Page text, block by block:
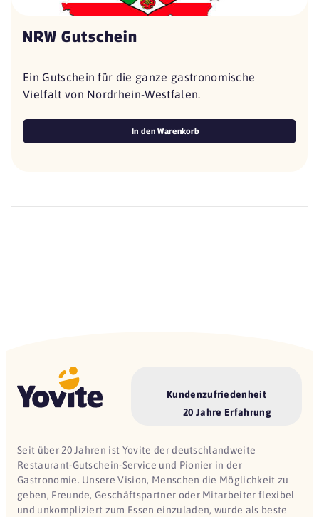
NRW Gutschein
Ein Gutschein für die ganze gastronomische
Vielfalt von Nordrhein-Westfalen.
In den Warenkorb
Kundenzufriedenheit
20 Jahre Erfahrung
Seit über 20 Jahren ist Yovite der deutschlandweite
Restaurant-Gutschein-Service und Pionier in der
Gastronomie. Unsere Vision, Menschen die Möglichkeit zu
geben, Freunde, Geschäftspartner oder Mitarbeiter flexibel
und unkompliziert zum Essen einzuladen, wurde als beste